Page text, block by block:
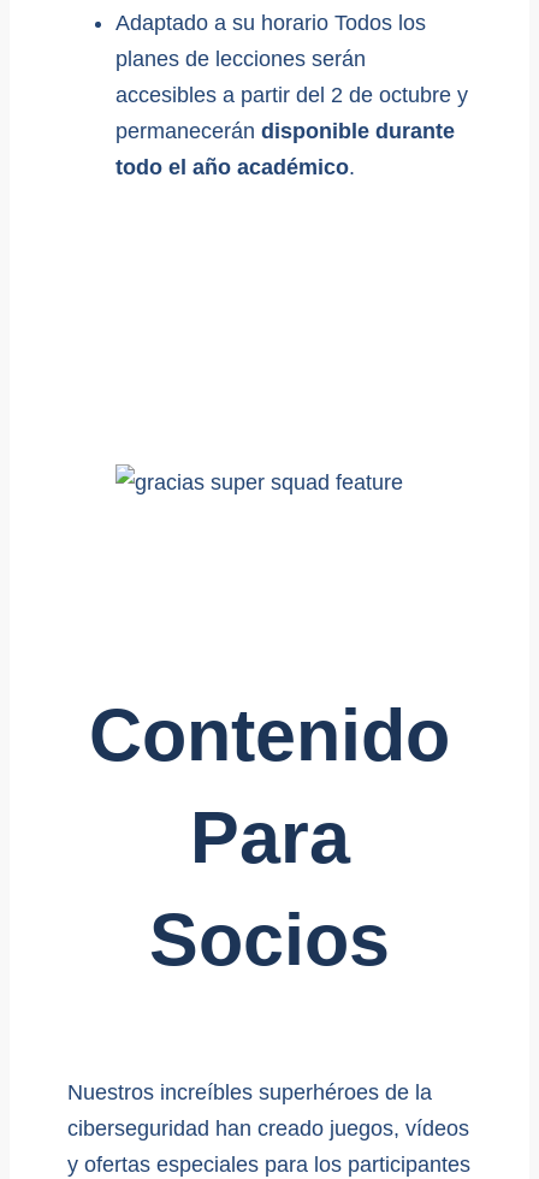
Adaptado a su horario Todos los
planes de lecciones serán
accesibles a partir del 2 de octubre y
permanecerán disponible durante
todo el año académico.
Contenido
Para
Socios
Nuestros increíbles superhéroes de la
ciberseguridad han creado juegos, vídeos
y ofertas especiales para los participantes